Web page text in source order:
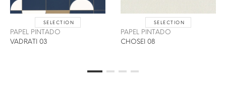
SELECTION
PAPEL PINTADO
VADRATI 03
SELECTION
PAPEL PINTADO
CHOSEI 08